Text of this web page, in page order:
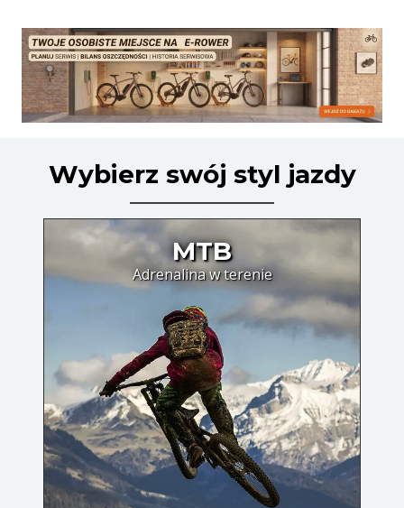
Wybierz swój styl jazdy
MTB
Adrenalina w terenie